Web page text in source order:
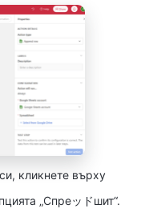
кликнете върху
„Спреッドшит“.